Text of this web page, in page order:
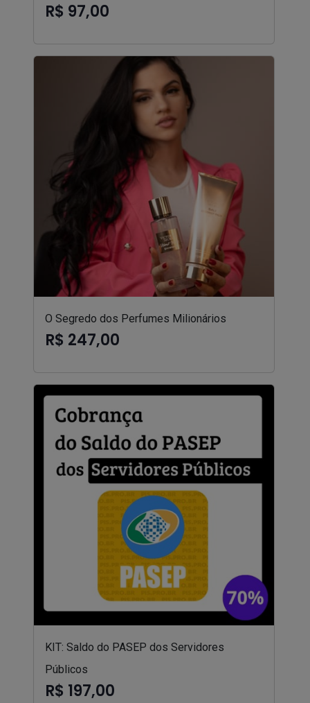
R$ 97,00
O Segredo dos Perfumes Milionários
R$ 247,00
KIT: Saldo do PASEP dos Servidores
Públicos
R$ 197,00